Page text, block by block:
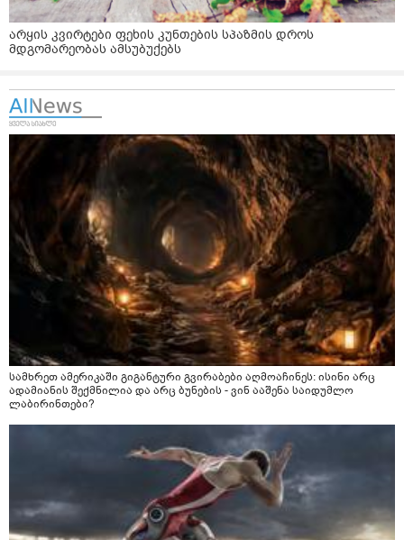
არყის კვირტები ფეხის კუნთების სპაზმის დროს
მდგომარეობას ამსუბუქებს
სამხრეთ ამერიკაში გიგანტური გვირაბები აღმოაჩინეს: ისინი არც
ადამიანის შექმნილია და არც ბუნების - ვინ ააშენა საიდუმლო
ლაბირინთები?